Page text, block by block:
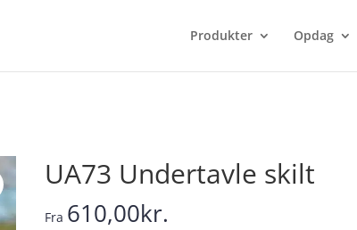
Produkter Opdag
UA73 Undertavle skilt
Fra 610,00kr.